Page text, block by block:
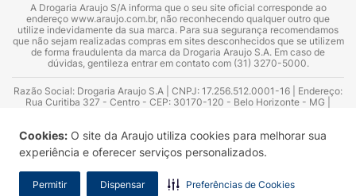
Cookies: O site da Araujo utiliza cookies para melhorar sua
experiência e oferecer serviços personalizados.
Permitir Dispensar Preferências de Cookies
A Drogaria Araujo S/A informa que o seu site oficial corresponde ao
endereço www.araujo.com.br, não reconhecendo qualquer outro que
utilize indevidamente da sua marca. Para sua segurança recomendamos
que não sejam realizadas compras em sites desconhecidos que se utilizem
de forma fraudulenta da marca da Drogaria Araujo S.A. Em caso de
dúvidas, gentileza entrar em contato com (31) 3270-5000.
Razão Social: Drogaria Araujo S.A | CNPJ: 17.256.512.0001-16 | Endereço:
Rua Curitiba 327 - Centro - CEP: 30170-120 - Belo Horizonte - MG |
Azevedo Guimarães – CRF 10.965 | Yasmin Silva Alvarenga – CRF 52.584 -
Consultor substituto: Thiago Aguiar Pinheiro - CRF Nº 13.748. Alvará
Sanitário: 2025020713 | Autorização de Funcionamento da Empresa (AFE):